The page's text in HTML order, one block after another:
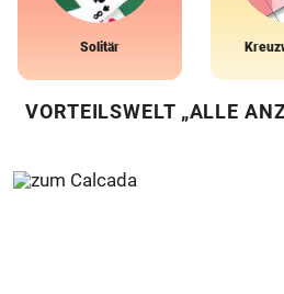
Solitär
VORTEILSWELT „ALLE